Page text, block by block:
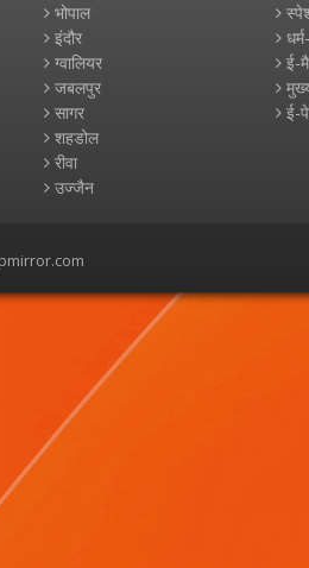
भोपाल
इंदौर
ग्वालियर
जबलपुर
सागर
शहडोल
रीवा
उज्जैन
ई-
ई-